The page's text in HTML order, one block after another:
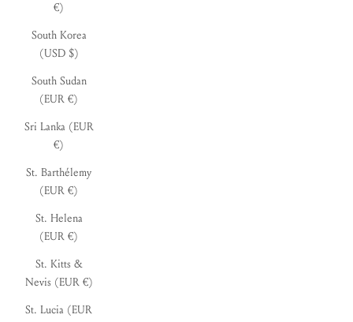
€)
South Korea
(USD $)
South Sudan
(EUR €)
Sri Lanka (EUR
€)
St. Barthélemy
(EUR €)
St. Helena
(EUR €)
St. Kitts &
Nevis (EUR €)
St. Lucia (EUR